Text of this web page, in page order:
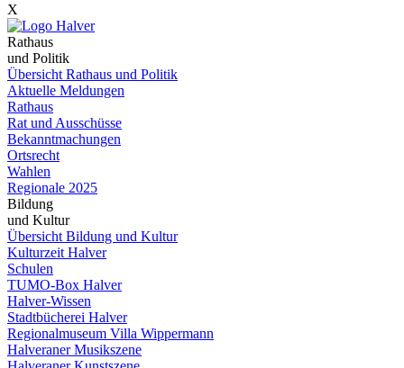
X
Rathaus
und Politik
Übersicht Rathaus und Politik
Aktuelle Meldungen
Rathaus
Rat und Ausschüsse
Bekanntmachungen
Ortsrecht
Wahlen
Regionale 2025
Bildung
und Kultur
Übersicht Bildung und Kultur
Kulturzeit Halver
Schulen
TUMO-Box Halver
Halver-Wissen
Stadtbücherei Halver
Regionalmuseum Villa Wippermann
Halveraner Musikszene